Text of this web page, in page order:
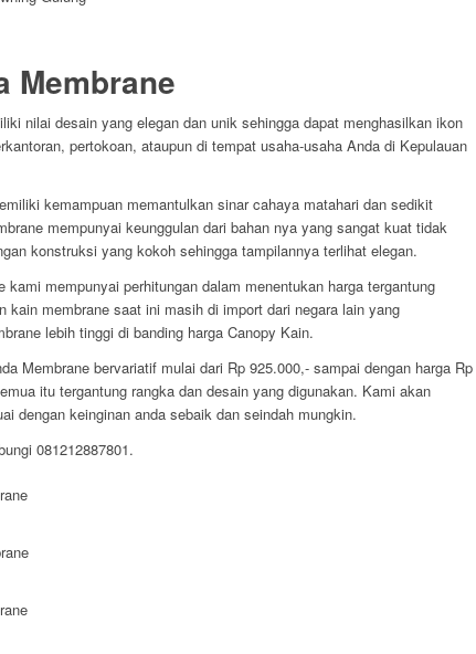
Membrane
nilai desain yang elegan dan unik sehingga dapat menghasilkan ikon
pertokoan, ataupun di tempat usaha-usaha Anda di Kepulauan
kemampuan memantulkan sinar cahaya matahari dan sedikit
mempunyai keunggulan dari bahan nya yang sangat kuat tidak
konstruksi yang kokoh sehingga tampilannya terlihat elegan.
kami mempunyai perhitungan dalam menentukan harga tergantung
kain membrane saat ini masih di import dari negara lain yang
lebih tinggi di banding harga Canopy Kain.
Membrane bervariatif mulai dari Rp 925.000,- sampai dengan harga Rp
itu tergantung rangka dan desain yang digunakan. Kami akan
dengan keinginan anda sebaik dan seindah mungkin.
081212887801.